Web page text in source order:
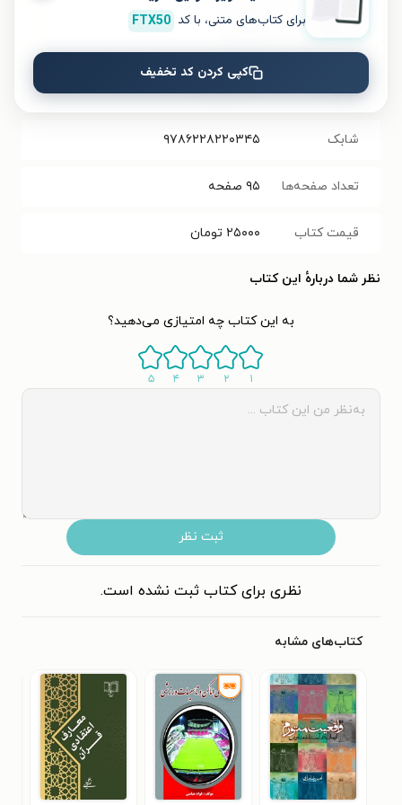
فرمت کتاب PDF
کتاب
۷.۹۶ مگابایت
شابک ۹۷۸۶۲۲۸۲۲۰۳۴۵
تعداد صفحه‌ها ۹۵ صفحه
قیمت کتاب ۲۵۰۰۰ تومان
نظر شما دربارهٔ این کتاب
به این کتاب چه امتیازی می‌دهید؟
۱ ۲ ۳ ۴ ۵
ثبت نظر
نظری برای کتاب ثبت نشده است.
کتاب‌های مشابه
برای کتاب‌های متنی، با کد FTX50
کپی کردن کد تخفیف